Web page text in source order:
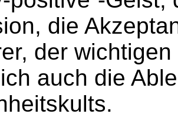
die
der
auch die